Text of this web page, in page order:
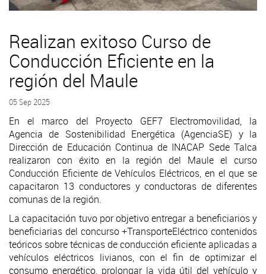
Realizan exitoso Curso de
Conducción Eficiente en la
región del Maule
05 Sep 2025
En el marco del Proyecto GEF7 Electromovilidad, la
Agencia de Sostenibilidad Energética (AgenciaSE) y la
Dirección de Educación Continua de INACAP Sede Talca
realizaron con éxito en la región del Maule el curso
Conducción Eficiente de Vehículos Eléctricos, en el que se
capacitaron 13 conductores y conductoras de diferentes
comunas de la región.
La capacitación tuvo por objetivo entregar a beneficiarios y
beneficiarias del concurso +TransporteEléctrico contenidos
teóricos sobre técnicas de conducción eficiente aplicadas a
vehículos eléctricos livianos, con el fin de optimizar el
consumo energético, prolongar la vida útil del vehículo y